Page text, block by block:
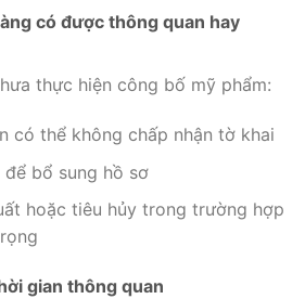
có được thông quan hay
thực hiện công bố mỹ phẩm:
có thể không chấp nhận tờ khai
bổ sung hồ sơ
hoặc tiêu hủy trong trường hợp
gian thông quan